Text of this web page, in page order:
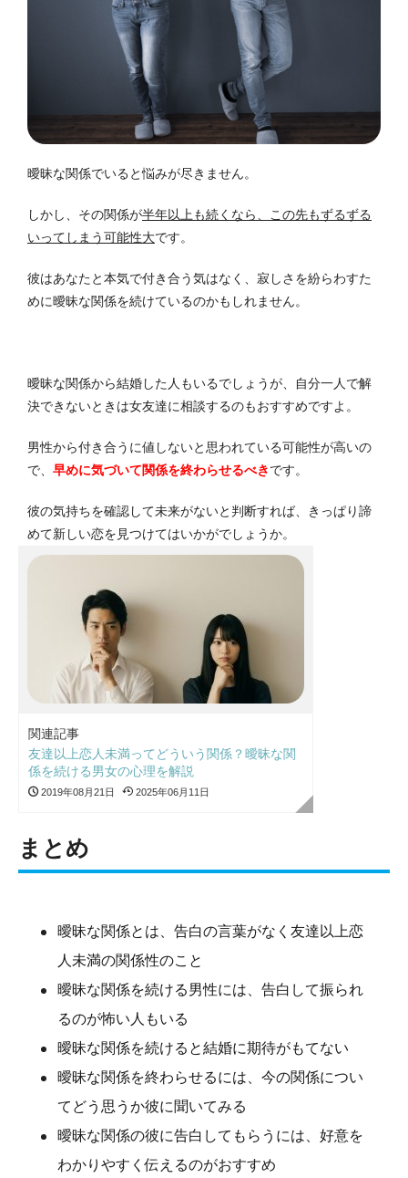
曖昧な関係でいると悩みが尽きません。
しかし、その関係が半年以上も続くなら、この先もずるずる
いってしまう可能性大です。
彼はあなたと本気で付き合う気はなく、寂しさを紛らわすた
めに曖昧な関係を続けているのかもしれません。
曖昧な関係から結婚した人もいるでしょうが、自分一人で解
決できないときは女友達に相談するのもおすすめですよ。
男性から付き合うに値しないと思われている可能性が高いの
で、 早めに気づいて関係を終わらせるべきです。
彼の気持ちを確認して未来がないと判断すれば、きっぱり諦
めて新しい恋を見つけてはいかがでしょうか。
関連記事
友達以上恋人未満ってどういう関係？曖昧な関
係を続ける男女の心理を解説
2019年08月21日 2025年06月11日
まとめ
曖昧な関係とは、告白の言葉がなく友達以上恋
人未満の関係性のこと
曖昧な関係を続ける男性には、告白して振られ
るのが怖い人もいる
曖昧な関係を続けると結婚に期待がもてない
曖昧な関係を終わらせるには、今の関係につい
てどう思うか彼に聞いてみる
曖昧な関係の彼に告白してもらうには、好意を
わかりやすく伝えるのがおすすめ